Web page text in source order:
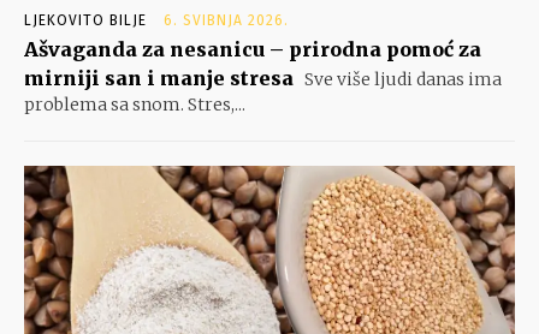
LJEKOVITO BILJE 6. SVIBNJA 2026.
Ašvaganda za nesanicu – prirodna pomoć za
mirniji san i manje stresa Sve više ljudi danas ima
problema sa snom. Stres,...